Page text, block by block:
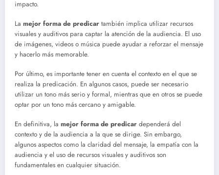
impacto.
La mejor forma de predicar también implica utilizar recursos
visuales y auditivos para captar la atención de la audiencia. El uso
de imágenes, videos o música puede ayudar a reforzar el mensaje
y hacerlo más memorable.
Por último, es importante tener en cuenta el contexto en el que se
realiza la predicación. En algunos casos, puede ser necesario
utilizar un tono más serio y formal, mientras que en otros se puede
optar por un tono más cercano y amigable.
En definitiva, la mejor forma de predicar dependerá del
contexto y de la audiencia a la que se dirige. Sin embargo,
algunos aspectos como la claridad del mensaje, la empatía con la
audiencia y el uso de recursos visuales y auditivos son
fundamentales en cualquier situación.